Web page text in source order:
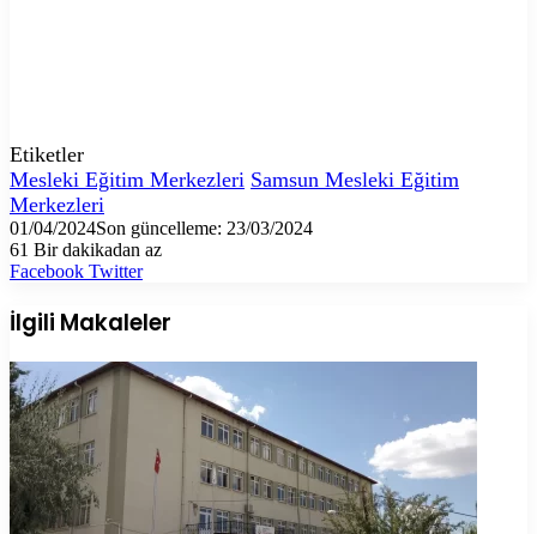
Etiketler
Mesleki Eğitim Merkezleri Samsun Mesleki Eğitim
Merkezleri
01/04/2024Son güncelleme: 23/03/2024
61 Bir dakikadan az
Facebook TwitterLinkedIn
Tumblr
Pinterest
Reddit
VKontakte
E-
ile
paylaş
Yazdır
İlgili Makaleler